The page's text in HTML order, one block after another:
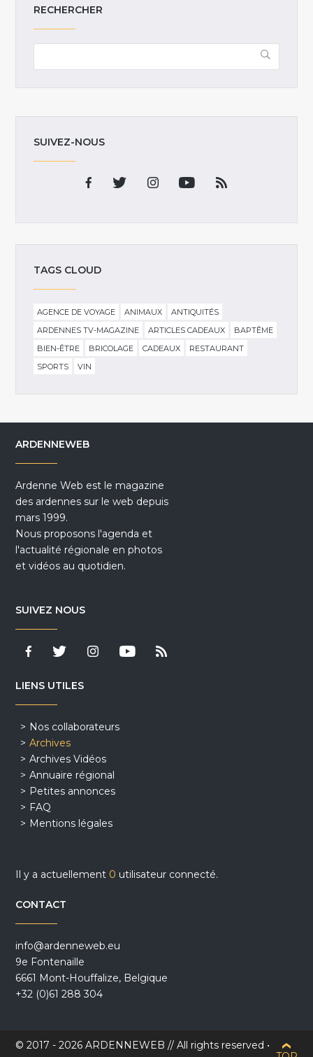
RECHERCHER
SUIVEZ-NOUS
TAGS CLOUD
AGENCE DE VOYAGE ANIMAUX
ANTIQUITÉS
ARDENNES TV-MAGAZINE
ARTICLES CADEAUX
BAPTÊME
BIEN-ÊTRE
BRICOLAGE CADEAUX
RESTAURANT
SPORTS
VIN
ARDENNEWEB
Ardenne Web est le magazine
des ardennes sur le web depuis
mars 1999.
Nous proposons l'agenda et
l'actualité régionale en photos
et vidéos au quotidien.
SUIVEZ NOUS
LIENS UTILES
Nos collaborateurs
Archives
Archives Vidéos
Annuaire régional
Petites annonces
FAQ
Mentions légales
Il y a actuellement 0 utilisateur connecté.
CONTACT
info@ardenneweb.eu
9e Fontenaille
6661 Mont-Houffalize, Belgique
+32 (0)61 288 304
© 2017 - 2026 ARDENNEWEB // All rights reserved •